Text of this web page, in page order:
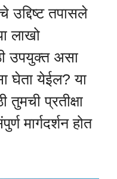
उद्दिष्ट तपासले
लाखो
उपयुक्त असा
घेता येईल? या
तुमची प्रतीक्षा
मार्गदर्शन होत